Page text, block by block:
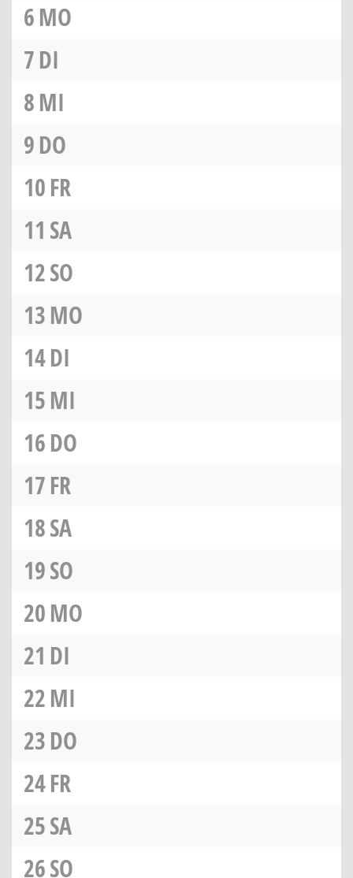
6MO
7DI
8MI
9DO
10FR
11 SA
12SO
13MO
14DI
15MI
16DO
17FR
18SA
19SO
20MO
21 DI
22MI
23DO
24FR
25SA
26SO